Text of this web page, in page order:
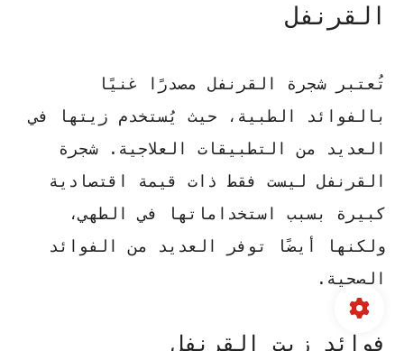
القرنفل
تُعتبر شجرة القرنفل مصدرًا غنيًا
بالفوائد الطبية، حيث يُستخدم زيتها في
العديد من التطبيقات العلاجية. شجرة
القرنفل ليست فقط ذات قيمة اقتصادية
كبيرة بسبب استخداماتها في الطهي،
ولكنها أيضًا توفر العديد من الفوائد
الصحية.
فوائد زيت القرنفل